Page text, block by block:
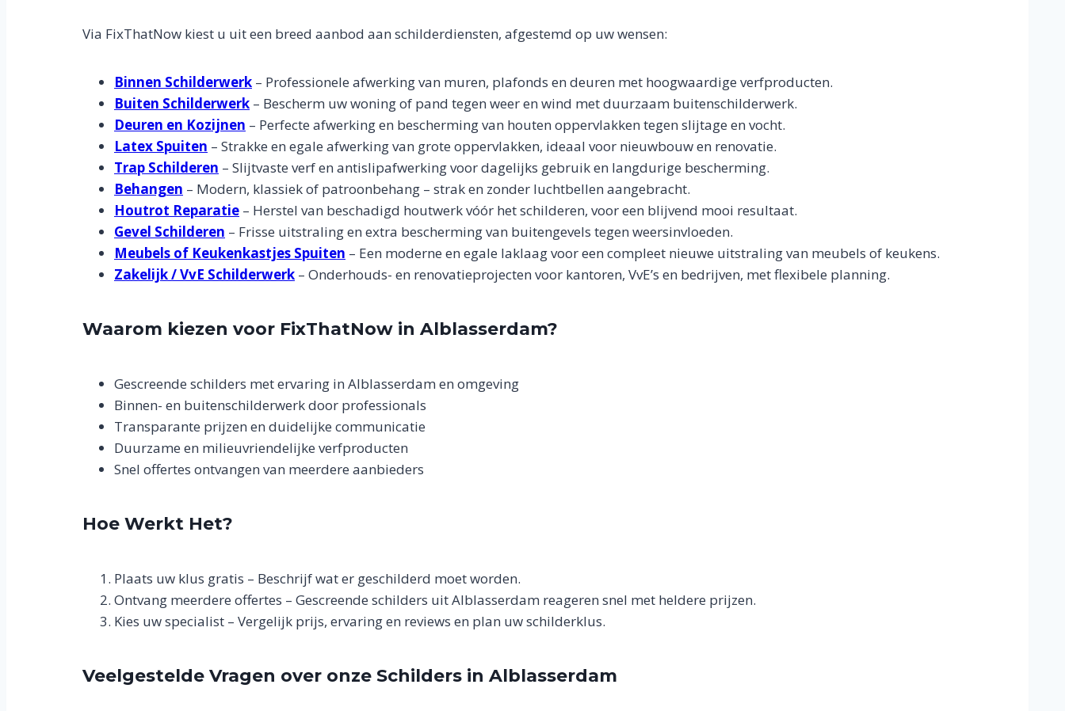
Via FixThatNow kiest u uit een breed aanbod aan schilderdiensten, afgestemd op uw wensen:
Binnen Schilderwerk – Professionele afwerking van muren, plafonds en deuren met hoogwaardige verfproducten.
Buiten Schilderwerk – Bescherm uw woning of pand tegen weer en wind met duurzaam buitenschilderwerk.
Deuren en Kozijnen – Perfecte afwerking en bescherming van houten oppervlakken tegen slijtage en vocht.
Latex Spuiten – Strakke en egale afwerking van grote oppervlakken, ideaal voor nieuwbouw en renovatie.
Trap Schilderen – Slijtvaste verf en antislipafwerking voor dagelijks gebruik en langdurige bescherming.
Behangen – Modern, klassiek of patroonbehang – strak en zonder luchtbellen aangebracht.
Houtrot Reparatie – Herstel van beschadigd houtwerk vóór het schilderen, voor een blijvend mooi resultaat.
Gevel Schilderen – Frisse uitstraling en extra bescherming van buitengevels tegen weersinvloeden.
Meubels of Keukenkastjes Spuiten – Een moderne en egale laklaag voor een compleet nieuwe uitstraling van meubels of keukens.
Zakelijk / VvE Schilderwerk – Onderhouds- en renovatieprojecten voor kantoren, VvE’s en bedrijven, met flexibele planning.
Waarom kiezen voor FixThatNow in Alblasserdam?
Gescreende schilders met ervaring in Alblasserdam en omgeving
Binnen- en buitenschilderwerk door professionals
Transparante prijzen en duidelijke communicatie
Duurzame en milieuvriendelijke verfproducten
Snel offertes ontvangen van meerdere aanbieders
Hoe Werkt Het?
Plaats uw klus gratis – Beschrijf wat er geschilderd moet worden.
Ontvang meerdere offertes – Gescreende schilders uit Alblasserdam reageren snel met heldere prijzen.
Kies uw specialist – Vergelijk prijs, ervaring en reviews en plan uw schilderklus.
Veelgestelde Vragen over onze Schilders in Alblasserdam